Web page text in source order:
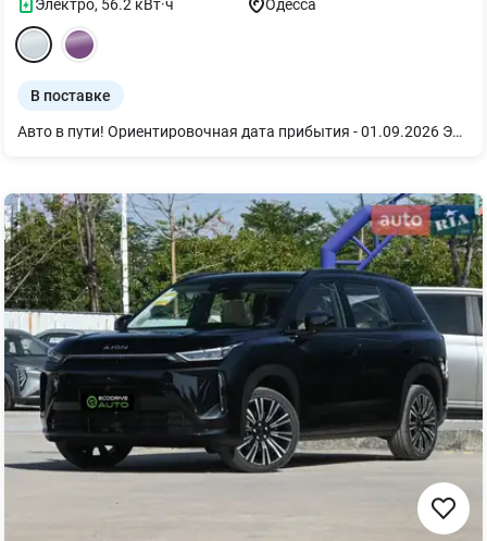
Электро, 56.2 кВт·ч Одесса
В поставке
Авто в пути! Ориентировочная дата прибытия - 01.09.2026 Электромобиль Leapmotor B10 EV 510 LiDAR Edition 2WD 2026, Tundra Ash, фиолетовый салон Это современный компактный кроссовер с полностью электрической силовой установкой и передним приводом. Модель сочетает стильный дизайн, запас хода до 510 км (CLTC), просторный салон и современные технологии, обеспечивая комфортное передвижение как в городе, так и во время загородных поездок. Версия LiDAR Edition оснащена лазерным сканером для расширенных функций интеллектуальной помощи водителю. Leapmotor B10 EV 510 LiDAR Edition 2WD 2026: Емкость батареи, кВт·ч: 56,2. Запас хода на электродвигателе (CLTC), км: 510. Разгон 0–100 км/ч, с: 6,8. Максимальная скорость, км/ч: 170. Максимальная мощность системы, кВт/л.с.: 160 / 218. Количество моторов / Тип привода: Одномоторный / Задний привод (RWD). Комплектация 510 LiDAR Edition 2WD 2026: - Электрические двери багажника с памятью положения. - Аудиосистема премиум-класса Leap Sound с 12 динамиками. - Беспроводная зарядка для мобильных телефонов. - Переднее пассажирское кресло-шезлонг с памятью настроек. - Интеллектуальная система автопарковки с функцией памяти (HPA). - Подогрев сидений водителя и пассажира, вентиляция водительского сиденья.